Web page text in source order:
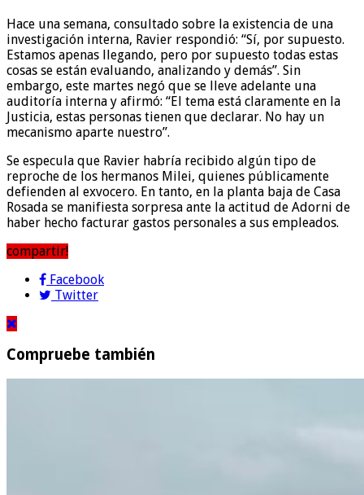
Hace una semana, consultado sobre la existencia de una
investigación interna, Ravier respondió: “Sí, por supuesto.
Estamos apenas llegando, pero por supuesto todas estas
cosas se están evaluando, analizando y demás”. Sin
embargo, este martes negó que se lleve adelante una
auditoría interna y afirmó: “El tema está claramente en la
Justicia, estas personas tienen que declarar. No hay un
mecanismo aparte nuestro”.
Se especula que Ravier habría recibido algún tipo de
reproche de los hermanos Milei, quienes públicamente
defienden al exvocero. En tanto, en la planta baja de Casa
Rosada se manifiesta sorpresa ante la actitud de Adorni de
haber hecho facturar gastos personales a sus empleados.
compartir!
Facebook
Twitter
Compruebe también